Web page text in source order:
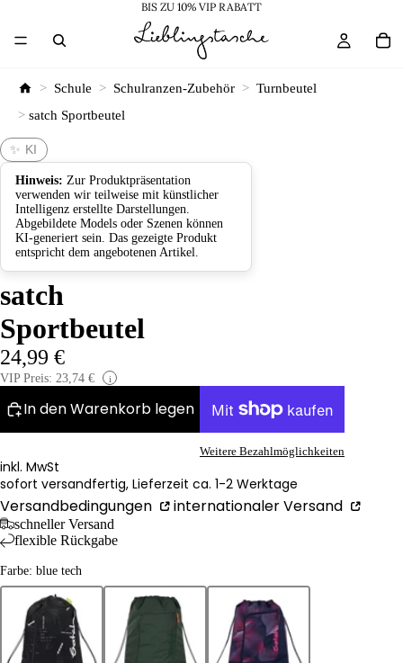
BIS ZU 10% VIP RABATT
> Schule > Schulranzen-Zubehör > Turnbeutel
> satch Sportbeutel
✨ KI
Hinweis: Zur Produktpräsentation
verwenden wir teilweise mit künstlicher
Intelligenz erstellte Darstellungen.
Abgebildete Models oder Szenen können
KI-generiert sein. Das gezeigte Produkt
entspricht dem angebotenen Artikel.
satch
Sportbeutel
24,99 €
VIP Preis: 23,74 € i
In den Warenkorb legen
Weitere Bezahlmöglichkeiten
inkl. MwSt
sofort versandfertig, Lieferzeit ca. 1-2 Werktage
Versandbedingungen internationaler Versand
schneller Versand
flexible Rückgabe
Farbe: blue tech